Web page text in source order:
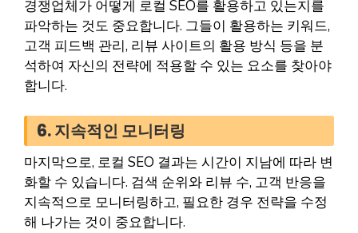
경쟁업체가 어떻게 로컬 SEO를 활용하고 있는지를
파악하는 것도 중요합니다. 그들이 활용하는 키워드,
고객 피드백 관리, 리뷰 사이트의 활용 방식 등을 분
석하여 자신의 전략에 적용할 수 있는 요소를 찾아야
합니다.
6. 지속적인 모니터링
마지막으로, 로컬 SEO 결과는 시간이 지남에 따라 변
화할 수 있습니다. 검색 순위와 리뷰 수, 고객 반응을
지속적으로 모니터링하고, 필요한 경우 전략을 수정
해 나가는 것이 중요합니다.